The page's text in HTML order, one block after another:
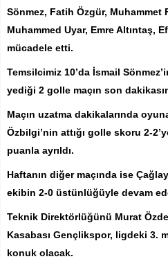
Sönmez, Fatih Özgür, Muhammet
Muhammed Uyar, Emre Altıntaş,
mücadele etti.
Temsilcimiz 10’da İsmail
yediği 2 golle maçın son
Maçın uzatma dakikalarında
Özbilgi’nin attığı golle skoru 2-
puanla ayrıldı.
Haftanın diğer maçında ise
ekibin 2-0 üstünlüğüyle devam
Teknik Direktörlüğünü Murat
Kasabası Gençlikspor, ligdeki 3.
konuk olacak.